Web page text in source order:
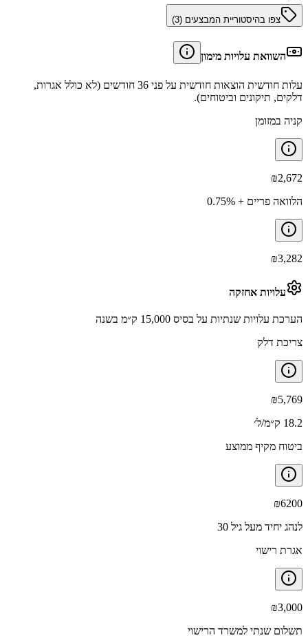
צפו בהיסטוריית המבצעים (3
)
השוואת עלויות מימון
עלות חודשית הוצאות חודשית על פני 36 חודשים (לא כולל אגרות,
דלקים, תיקונים וביטוחים).
קניה במזומן
₪2,672
הלוואה פריים + 0.75%
₪3,282
עלויות אחזקה
הערכת עלויות שנתיות על בסיס 15,000 ק״מ בשנה
צריכת דלק
₪5,769
18.2 ק״מ/ל׳
ביטוח מקיף ממוצע
₪6200
לנהג יחיד מעל גיל 30
אגרת רישוי
₪3,000
תשלום שנתי למשרד הרישוי